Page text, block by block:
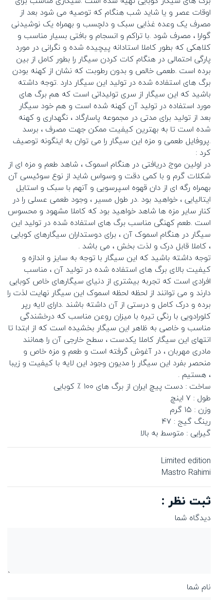
اوقات عصر و یا شاید شب هنگام که توصیه می شود بعد از
مصرف یک وعده غذایی سبک و دلچسب و بهمراه یک نوشیدنی
گوارا ، مصرف شود .با تراکم و انسجام و بافتی بسیار مناسب و
کلاهکی که بطور کاملا استادانه پیچیده شده و نگرانی در مورد
پارگی احتمالی در هنگام کات کردن سیگار را بطور کامل از بین
برده است .طعمی خالص و بدون رطوبت که نشان از کهنه بودن
برگ های استفاده شده در تولید این سیگار دارد .توجه داشته
باشید که این سیگار از سری تولیداتی است که هم برگ های
مورد استفاده در تولید آن کهنه شده است و هم خود سیگار
بعد از تولید برای مدتی در مجموعه پاسارگاد ، نگهداری و کهنه
شده است تا به بهترین کیفیت ممکن جهت مصرف ، برسد
.پروفایل طعمی و مزه این سیگار را می توان به اینگونه توصیف
کرد :
در اولین موج دریافتی در هنگام اسموک ، شاهد طعم و مزه ای از
شکلات گرم و با کمی دقت و وسواس شاید از نوع سوئیسی آن
بهمراه رگه ای از دان قهوه اسپرسویی و آنهم با سبک و استایل
ایتالیایی ، خواهید بود .در طول مسیر ، وجود طعمی عسلی را در
کنار سایر مزه ها شاهد خواهید بود که کاملا مشهود و محسوس
است .طعم کهنگی مناسب برگ های استفاده شده در تولید این
سیگار در هنگام اسموک آن ، برای دوستداران سیگارهای کوبایی
، کاملا قابل درک و لذت بخش ، می باشد .
توجه داشته باشید که این سیگار با توجه به سایز و اندازه و
کیفیت بالای برگ های استفاده شده در تولید آن ، مناسب
افرادی است که تجربه بیشتری از دنیای سیگارهای خاص کوبایی
دارند و می توانند از لحظه لحظه اسموک این سیگار نهایت لذت را
برده و درک کامل و درستی از آن داشته باشند .دارای لایه رپر
کلورادویی با رنگی تیره با میزان روعن مناسب که درخشندگی
مناسب و خاصی به ظاهر این سیگار بخشیده است که از ابتدا تا
انتهای این سیگار کاملا یکدست ، سطح خارجی آن را همانند
مادری مهربان ، در آغوش گرفته است و طعم و مزه خاص و
منحصر بفرد این سیگار را مدیون وجود این لایه با کیفیت و زیبا
، هستیم .
ساخت : دست پیچ ایران از برگ های ۱۰۰ ٪ کوبایی
طول : ۷ اینچ
وزن : ۱۵ گرم
رینگ گیج : ۴۷
گیرایی : متوسط به بالا
Limited edition
Mastro Rahimi
ثبت نظر :
دیدگاه شما
نام شما